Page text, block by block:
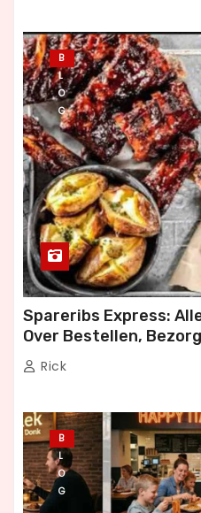
B
L
O
G
Spareribs Express:
Over Bestellen,
Rick
B
L
O
G